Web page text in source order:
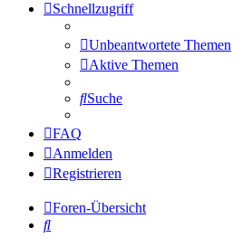
Schnellzugriff
Unbeantwortete Themen
Aktive Themen
Suche
FAQ
Anmelden
Registrieren
Foren-Übersicht
Suche